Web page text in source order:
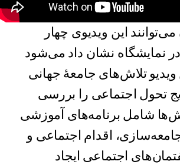
این ویدیوی چهار
نمایشگاه نشان داد می‌شود
ویدیو تلاش‌های جامعهٔ جهانی
تحول اجتماعی را بررسی
شامل برنامه‌های آموزشی
اقدام اجتماعی و
اجتماعی ایجاد